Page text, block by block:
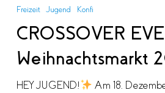
Weihnachtsmarkt
2024
Freizeit Jugend Konfi
CROSSOVER
Weihnachtsmarkt
HEY JUGEND!
Am 18.